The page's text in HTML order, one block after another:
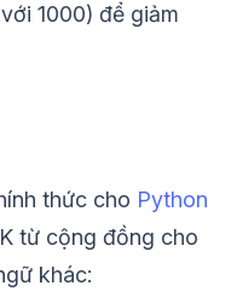
1000) để giảm
thức cho Python
từ cộng đồng cho
khác: